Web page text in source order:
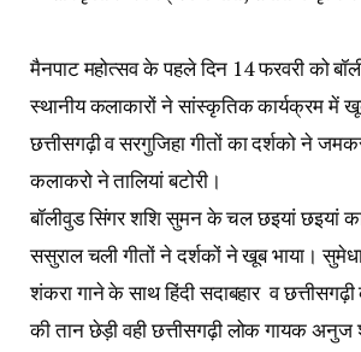
मैनपाट महोत्सव के पहले दिन 14 फरवरी को
स्थानीय कलाकारों ने सांस्कृतिक कार्यक्रम में
छत्तीसगढ़ी व सरगुजिहा गीतों का दर्शको ने
कलाकरो ने तालियां बटोरी।
बॉलीवुड सिंगर शशि सुमन के चल छइयां छइयां
ससुराल चली गीतों ने दर्शकों ने खूब भाया।
शंकरा गाने के साथ हिंदी सदाबहार व
की तान छेड़ी वही छत्तीसगढ़ी लोक गायक अनुज